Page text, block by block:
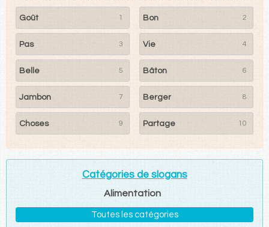
Goût 1 Bon 2
Pas 3 Vie 4
Belle 5 Bâton 6
Jambon 7 Berger 8
Choses 9 Partage 10
Catégories de slogans
Alimentation
Toutes les catégories